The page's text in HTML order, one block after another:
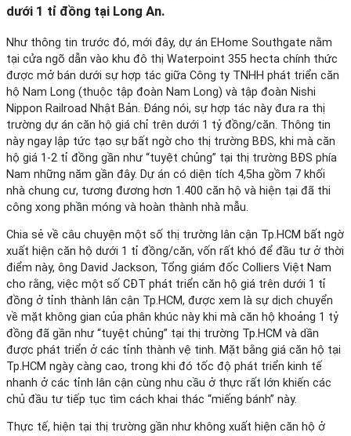
dưới 1 tỉ đồng tại Long An.
Như thông tin trước đó, mới đây, dự án EHome Southgate nằm
tại cửa ngõ dẫn vào khu đô thị Waterpoint 355 hecta chính thức
được mở bán dưới sự hợp tác giữa Công ty TNHH phát triển căn
hộ Nam Long (thuộc tập đoàn Nam Long) và tập đoàn Nishi
Nippon Railroad Nhật Bản. Đáng nói, sự hợp tác này đưa ra thị
trường dự án căn hộ giá chỉ trên dưới 1 tỷ đồng/căn. Thông tin
này ngay lập tức tạo sự bất ngờ cho thị trường BĐS, khi mà căn
hộ giá 1-2 tỉ đồng gần như “tuyệt chủng” tại thị trường BĐS phía
Nam những năm gần đây. Dự án có diện tích 4,5ha gồm 7 khối
nhà chung cư, tương đương hơn 1.400 căn hộ và hiện tại đã thi
công xong phần móng và hoàn thành nhà mẫu.
Chia sẻ về câu chuyện một số thị trường lân cận Tp.HCM bất ngờ
xuất hiện căn hộ dưới 1 tỉ đồng/căn, vốn rất khó để đầu tư ở thời
điểm này, ông David Jackson, Tổng giám đốc Colliers Việt Nam
cho rằng, việc một số CĐT phát triển căn hộ giá trên dưới 1 tỉ
đồng ở tỉnh thành lân cận Tp.HCM, được xem là sự dịch chuyển
về mặt không gian của phân khúc này khi mà căn hộ khoảng 1 tỷ
đồng đã gần như “tuyệt chủng” tại thị trường Tp.HCM và dần
được phát triển ở các tỉnh thành vệ tinh. Mặt bằng giá căn hộ tại
Tp.HCM ngày càng cao, trong khi đó tốc độ phát triển kinh tế
nhanh ở các tỉnh lân cận cùng nhu cầu ở thực rất lớn khiến các
chủ đầu tư tiếp tục tìm cách khai thác “miếng bánh” này.
Thực tế, hiện tại thị trường gần như không xuất hiện căn hộ ở